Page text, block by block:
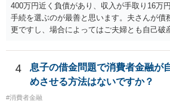
400万円近く負債があり、収入が手取り16万
手続を選ぶのが最善と思います。夫さんが債
更ですし、場合によってはご夫婦とも自己破
4
息子の借金問題で消費者金融が
めさせる方法はないですか？
#消費者金融